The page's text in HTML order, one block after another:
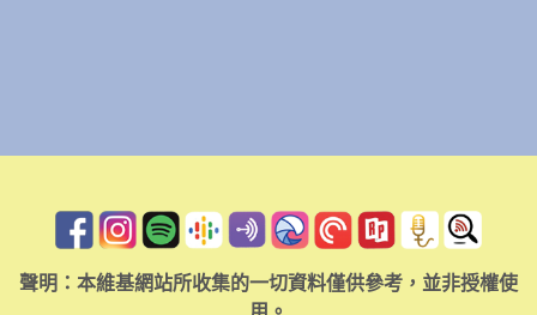
聲明：本維基網站所收集的一切資料僅供參考，並非授權使